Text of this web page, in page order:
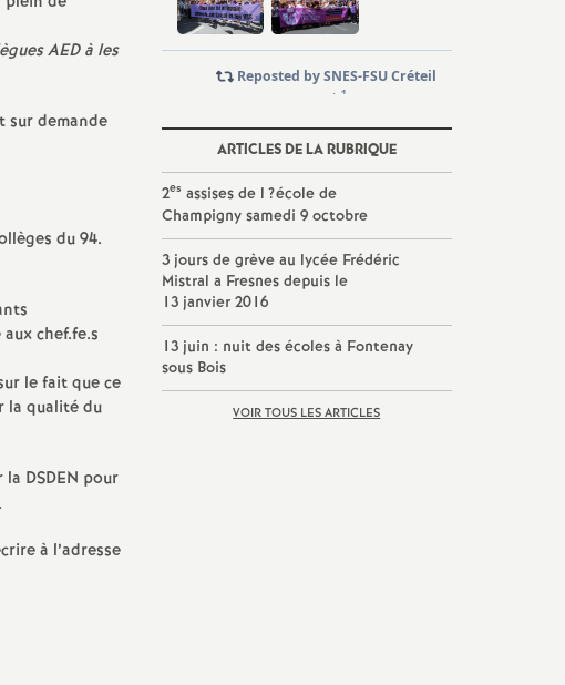
AEDà les
sur demande
du 94.
chef.fe.s
le fait que ce
la qualité du
la DSDEN pour
à l’adresse
ARTICLES DE LA RUBRIQUE
2es assises de l ?école de
Champigny samedi 9 octobre
3 jours de grève au lycée Frédéric
Mistral a Fresnes depuis le
13 janvier 2016
13 juin : nuit des écoles à Fontenay
sous Bois
VOIR TOUS LES ARTICLES